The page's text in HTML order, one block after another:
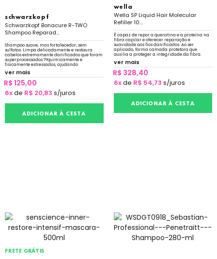
schwarzkopf
Schwarzkopf Bonacure R-TWO
Shampoo Reparad...
Shampoo suave, mas fortalecedor, sem
sulfatos. Limpa delicadamente e restaura
cabelos extremamente danificados que foram
superprocessados ??quimicamente e
fisicamente estressados, ajudando
ativamente no processo de recuperação.
ver mais
R$ 125,00
6xde R$ 20,83 s/juros
ADICIONAR À CESTA
wella
Wella SP Liquid Hair Molecular
Refiller 10...
É capaz de repor a queratina e a proteína na
fibra capilar e oferecer reparação e
suavidade aos fios danificados. Ao ser
aplicado, forma camada protetora que
auxilia a proteger a integridade da fibra.
ver mais
R$ 328,40
6xde R$ 54,73 s/juros
ADICIONAR À CESTA
FRETE GRÁTIS